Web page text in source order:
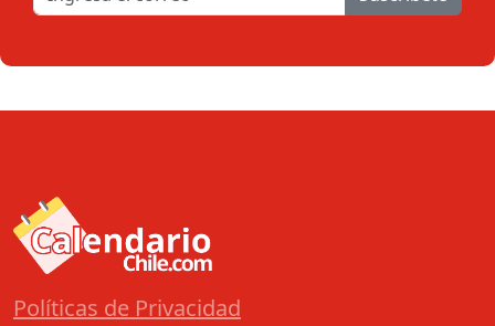
Políticas de Privacidad